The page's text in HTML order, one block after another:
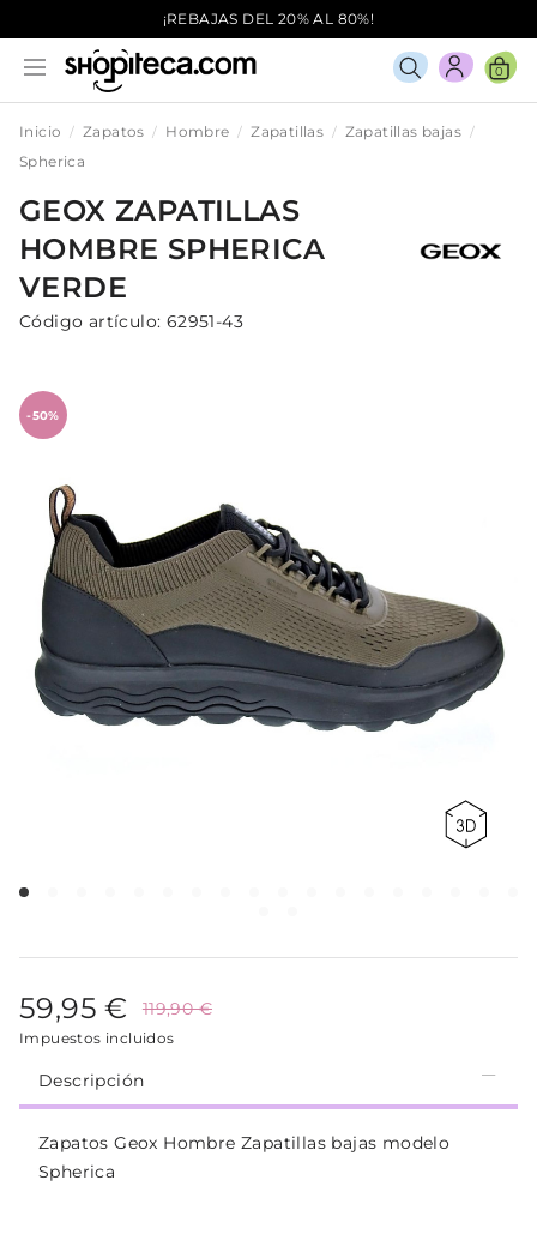
¡REBAJAS DEL 20% AL 80%!
0
Inicio Zapatos Hombre Zapatillas
Zapatillas bajas
Spherica
GEOX ZAPATILLAS
HOMBRE SPHERICA
VERDE
Código artículo: 62951-43
-50%
59,95 € 119,90 €
Impuestos incluidos
Descripción
Zapatos Geox Hombre Zapatillas bajas modelo
Spherica